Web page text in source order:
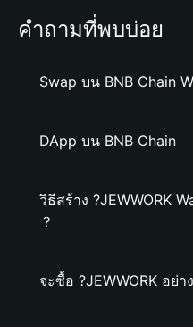
คำถามที่พบบ่อย
Swap บน BNB Chain
DApp บน BNB Chain
วิธีสร้าง ?JEWWORK
？
จะซื้อ ?JEWWORK อย่า